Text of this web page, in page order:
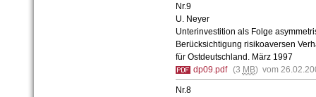
Nr.9
U. Neyer
Unterinvestition als Folge
Berücksichtigung risikoaversen
für Ostdeutschland. März 1997
dp09.pdf (3 MB) vom
Nr.8